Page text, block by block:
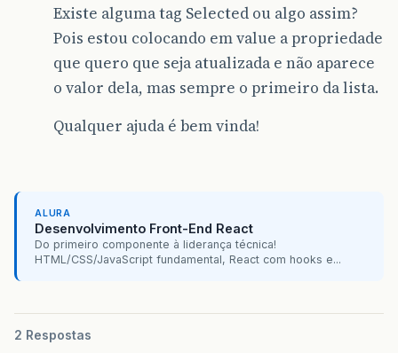
Existe alguma tag Selected ou algo assim?
Pois estou colocando em value a propriedade
que quero que seja atualizada e não aparece
o valor dela, mas sempre o primeiro da lista.
Qualquer ajuda é bem vinda!
ALURA
Desenvolvimento Front-End React
Do primeiro componente à liderança técnica!
HTML/CSS/JavaScript fundamental, React com hooks e...
2 Respostas